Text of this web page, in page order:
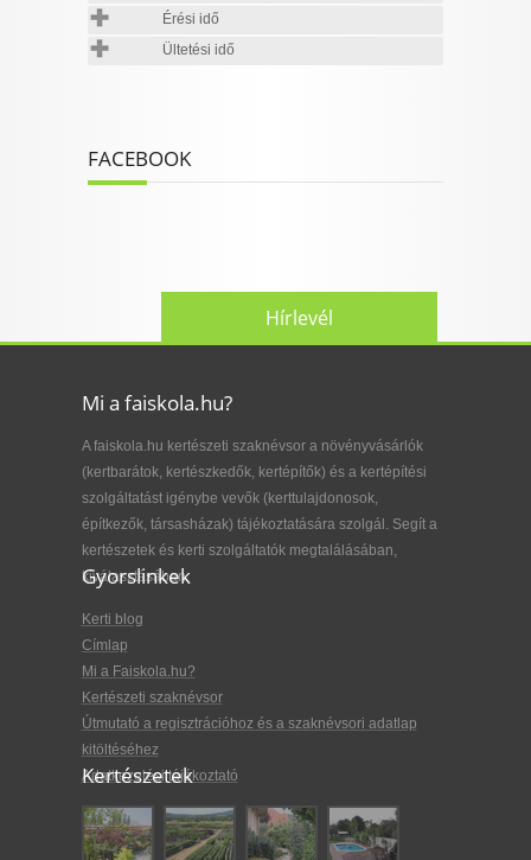
Érési idő
Ültetési idő
FACEBOOK
Hírlevél
Mi a faiskola.hu?
A faiskola.hu kertészeti szaknévsor a növényvásárlók
(kertbarátok, kertészkedők, kertépítők) és a kertépítési
szolgáltatást igénybe vevők (kerttulajdonosok,
építkezők, társasházak) tájékoztatására szolgál. Segít a
kertészetek és kerti szolgáltatók megtalálásában,
kiválasztásában.
Gyorslinkek
Kerti blog
Címlap
Mi a Faiskola.hu?
Kertészeti szaknévsor
Útmutató a regisztrációhoz és a szaknévsori adatlap
kitöltéséhez
Adatkezelési tájékoztató
Kertészetek